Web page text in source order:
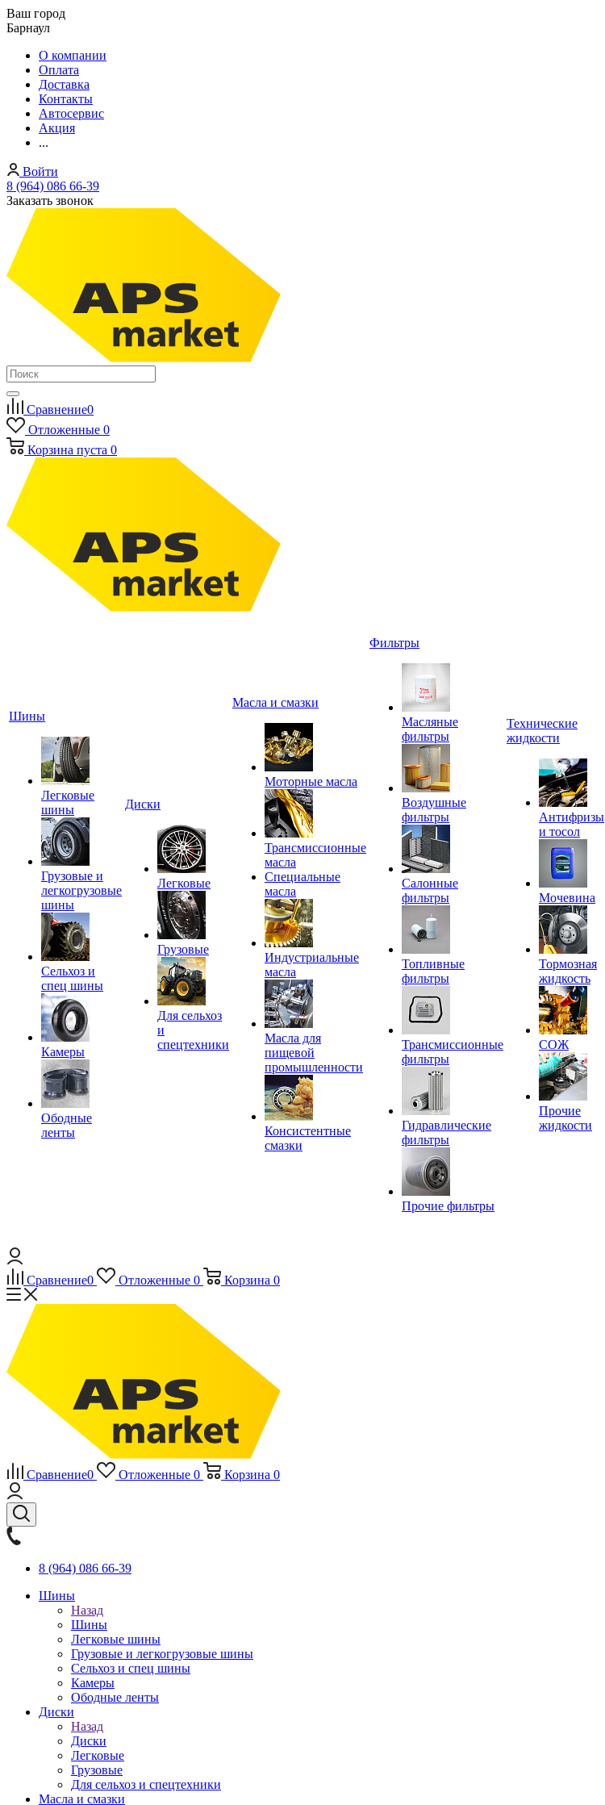
Ваш город
Барнаул
О компании
Оплата
Доставка
Контакты
Автосервис
Акция
...
Войти
8 (964) 086 66-39
Заказать звонок
Сравнение0
Отложенные 0
Корзина пуста 0
Шины
Легковые
шины
Грузовые и
легкогрузовые
шины
Сельхоз и
спец шины
Камеры
Ободные
ленты
Диски
Легковые
Грузовые
Для сельхоз
и
спецтехники
Масла и смазки
Моторные масла
Трансмиссионные
масла
Специальные
масла
Индустриальные
масла
Масла для
пищевой
промышленности
Консистентные
смазки
Фильтры
Масляные
фильтры
Воздушные
фильтры
Салонные
фильтры
Топливные
фильтры
Трансмиссионные
фильтры
Гидравлические
фильтры
Прочие фильтры
Технические
жидкости
Антифризы
и тосол
Мочевина
Тормозная
жидкость
СОЖ
Прочие
жидкости
Сравнение0 Отложенные 0 Корзина 0
Сравнение0 Отложенные 0 Корзина 0
8 (964) 086 66-39
Шины
Назад
Шины
Легковые шины
Грузовые и легкогрузовые шины
Сельхоз и спец шины
Камеры
Ободные ленты
Диски
Назад
Диски
Легковые
Грузовые
Для сельхоз и спецтехники
Масла и смазки